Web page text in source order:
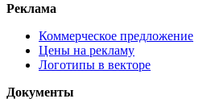
Реклама
Коммерческое предложение
Цены на рекламу
Логотипы в векторе
Документы